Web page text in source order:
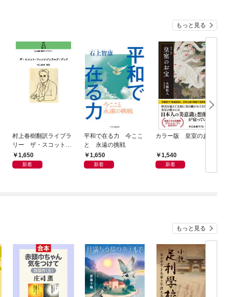
もっと見る
村上春樹翻訳ライブラ
リー ザ・スコット・
フィッツジェラルド・
ブック
1,650
新着
平和で在る力 今ここ
と 永遠の挑戦
1,650
新着
カラー版 皇室のお宝
1,540
新着
もっと見る